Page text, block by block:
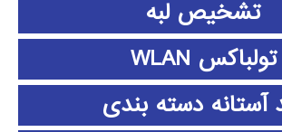
تشخیص لبه
تولباکس WLAN
آستانه دسته بندی